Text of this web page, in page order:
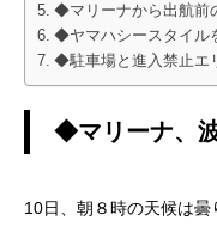
◆マリーナから出航前
◆ヤマハシースタイル
◆駐車場と進入禁止エ
◆マリーナ、
10日、朝８時の天候は